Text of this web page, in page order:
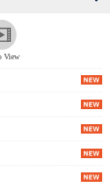
View